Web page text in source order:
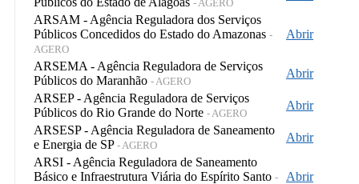
- AGERO
ARSAM - Agência Reguladora dos Serviços
Públicos Concedidos do Estado do Amazonas -
AGERO
Abrir
ARSEMA - Agência Reguladora de Serviços
Públicos do Maranhão - AGERO
Abrir
ARSEP - Agência Reguladora de Serviços
Públicos do Rio Grande do Norte - AGERO
Abrir
ARSESP - Agência Reguladora de Saneamento
e Energia de SP - AGERO
Abrir
ARSI - Agência Reguladora de Saneamento
Básico e Infraestrutura Viária do Espírito Santo -
Abrir